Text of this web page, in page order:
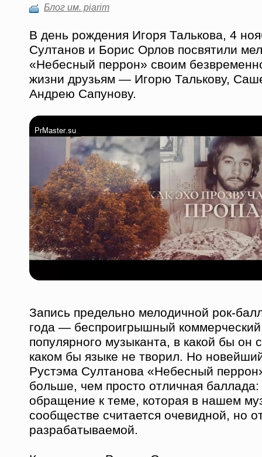
Блог им. piarim
В день рождения Игоря Талькова, 4
Султанов и Борис Орлов посвятили
«Небесный перрон» своим
жизни друзьям — Игорю Талькову,
Андрею Сапунову.
Запись предельно мелодичной рок-
года — беспроигрышный
популярного музыканта, в какой бы он
каком бы языке не творил. Но
Рустэма Султанова «Небесный
больше, чем просто отличная
обращение к теме, которая в нашем
сообществе считается очевидной, но
разрабатываемой.